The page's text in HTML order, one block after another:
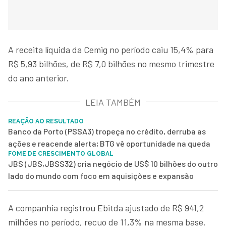
A receita líquida da Cemig no período caiu 15,4% para
R$ 5,93 bilhões, de R$ 7,0 bilhões no mesmo trimestre
do ano anterior.
LEIA TAMBÉM
REAÇÃO AO RESULTADO
Banco da Porto (PSSA3) tropeça no crédito, derruba as
ações e reacende alerta; BTG vê oportunidade na queda
FOME DE CRESCIMENTO GLOBAL
JBS (JBS,JBSS32) cria negócio de US$ 10 bilhões do outro
lado do mundo com foco em aquisições e expansão
A companhia registrou Ebitda ajustado de R$ 941,2
milhões no período, recuo de 11,3% na mesma base.